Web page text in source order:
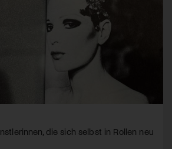
die sich selbst in Rollen neu